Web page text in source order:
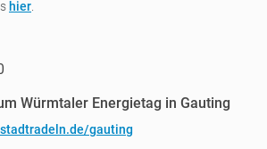
hier
Würmtaler Energietag in Gauting
gauting